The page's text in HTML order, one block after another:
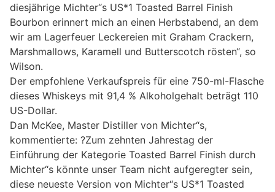
diesjährige Michter“s US*1 Toasted Barrel Finish
Bourbon erinnert mich an einen Herbstabend, an dem
wir am Lagerfeuer Leckereien mit Graham Crackern,
Marshmallows, Karamell und Butterscotch rösten“, so
Wilson.
Der empfohlene Verkaufspreis für eine 750-ml-Flasche
dieses Whiskeys mit 91,4 % Alkoholgehalt beträgt 110
US-Dollar.
Dan McKee, Master Distiller von Michter“s,
kommentierte: ?Zum zehnten Jahrestag der
Einführung der Kategorie Toasted Barrel Finish durch
Michter“s könnte unser Team nicht aufgeregter sein,
diese neueste Version von Michter“s US*1 Toasted